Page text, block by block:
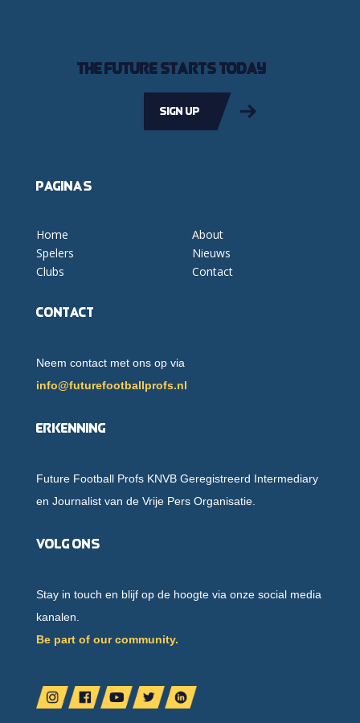
The future starts today
Sign up
Pagina's
Home
Spelers
Clubs
About
Nieuws
Contact
Contact
Neem contact met ons op via
info@futurefootballprofs.nl
Erkenning
Future Football Profs KNVB Geregistreerd Intermediary
en Journalist van de Vrije Pers Organisatie.
Volg ons
Stay in touch en blijf op de hoogte via onze social media
kanalen.
Be part of our community.